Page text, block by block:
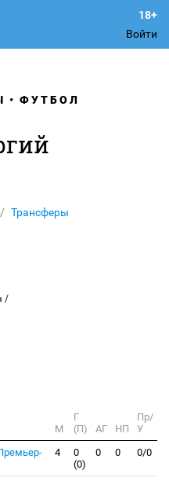
Войти
ФУТБОЛ
Трансферы
/
М
Г
(П)
АГ НП
Пр/
У
4
0
(0)
0 0 0/0